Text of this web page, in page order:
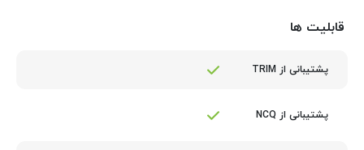
قابلیت ها
پشتیبانی از TRIM
پشتیبانی از NCQ